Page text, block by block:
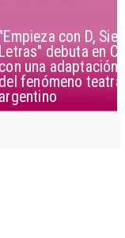
con D, Siete
en Chile
adaptación local
teatral